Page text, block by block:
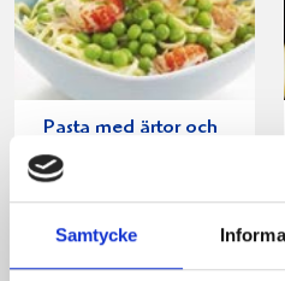
Samtycke
Pasta med ärtor och
kräftstjärtar